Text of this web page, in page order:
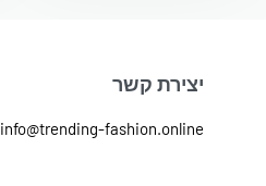
יצירת קשר
info@trending-fashion.online